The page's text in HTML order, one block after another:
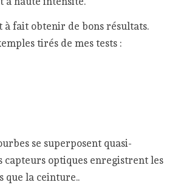
à fait obtenir de bons résultats.
tirés de mes tests :
se superposent quasi-
capteurs optiques enregistrent les
que la ceinture..